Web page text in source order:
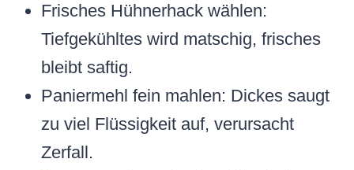
Frisches Hühnerhack wählen:
Tiefgekühltes wird matschig, frisches
bleibt saftig.
Paniermehl fein mahlen: Dickes saugt
zu viel Flüssigkeit auf, verursacht
Zerfall.